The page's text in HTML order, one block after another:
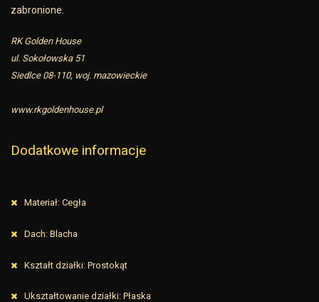
zabronione.
RK Golden House
ul. Sokołowska 51
Siedlce 08-110, woj. mazowieckie
www.rkgoldenhouse.pl
Dodatkowe informacje
Materiał: Cegła
Dach: Blacha
Kształt działki: Prostokąt
Ukształtowanie działki: Płaska